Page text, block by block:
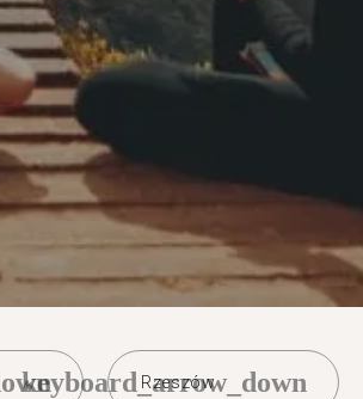
Rzeszów
keyboard_arrow_down